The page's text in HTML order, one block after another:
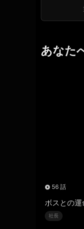
あなた
56 話
ボスとの運
社長